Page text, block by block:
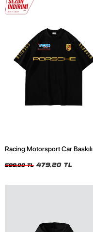
Racing Motorsport Car Baskılı
599,00 TL 479,20 TL